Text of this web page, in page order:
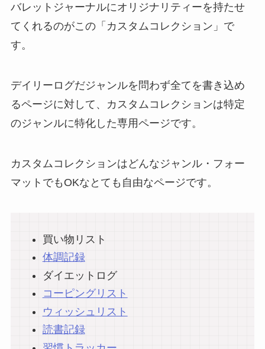
バレットジャーナルにオリジナリティーを持たせ
てくれるのがこの「カスタムコレクション」で
す。
デイリーログだジャンルを問わず全てを書き込め
るページに対して、カスタムコレクションは特定
のジャンルに特化した専用ページです。
カスタムコレクションはどんなジャンル・フォー
マットでもOKなとても自由なページです。
買い物リスト
体調記録
ダイエットログ
コーピングリスト
ウィッシュリスト
読書記録